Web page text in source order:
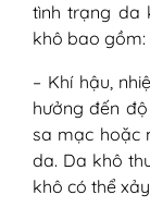
tình trạng da
khô bao gồm:
– Khí hậu,
hưởng đến
sa mạc hoặc
da. Da khô
khô có thể